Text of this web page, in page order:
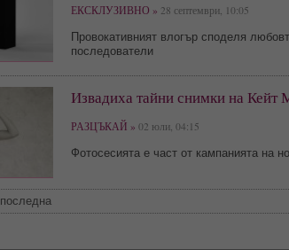
ЕКСКЛУЗИВНО » 28 септември, 10:05
Провокативният влогър споделя
последователи
Извадиха тайни снимки на Кейт
РАЗЦЪКАЙ » 02 юли, 04:15
Фотосесията е част от кампанията на
последна